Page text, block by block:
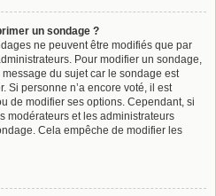
un sondage ?
ne peuvent être modifiés que par
Pour modifier un sondage,
du sujet car le sondage est
Si personne n’a encore voté, il est
de modifier ses options. Cependant, si
modérateurs et les administrateurs
Cela empêche de modifier les